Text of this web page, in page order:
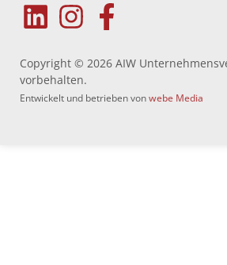
Copyright © 2026 AIW
vorbehalten.
Entwickelt und betrieben vonwebe Media